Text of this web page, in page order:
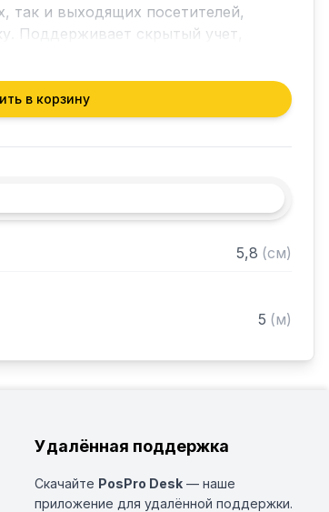
так и выходящих посетителей,
Поддерживает скрытый учет,
автономно благодаря 4
поставки идут блок приемника,
в корзину
5,8 (см)
5 (м)
Удалённая поддержка
Скачайте PosPro Desk — наше
приложение для удалённой поддержки.